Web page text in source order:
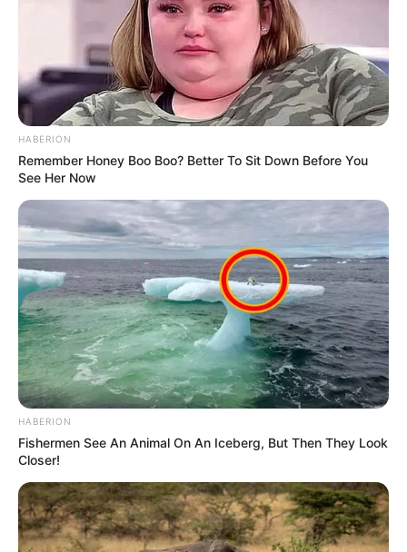
Viva Decora
5. Coloque o vaso de planta sempre próximo à
janela para que ele receba a iluminação solar.
HABERION
Remember Honey Boo Boo? Better To Sit Down Before You
See Her Now
HABERION
Fishermen See An Animal On An Iceberg, But Then They Look
Closer!